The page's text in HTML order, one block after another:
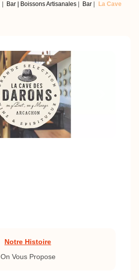
Bar | Boissons Artisanales Bar
La Cave
Notre Histoire
On Vous Propose